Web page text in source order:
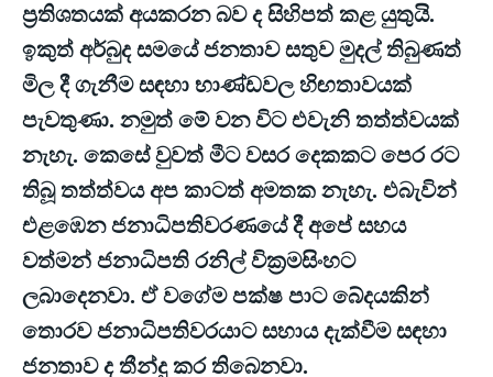
ප්‍රතිශතයක් අයකරන බව ද සිහිපත් කළ යුතුයි.
ඉකුත් අර්බුද සමයේ ජනතාව සතුව මුදල් තිබුණත්
මිල දී ගැනීම සඳහා භාණ්ඩවල හිඟතාවයක්
පැවතුණා. නමුත් මේ වන විට එවැනි තත්ත්වයක්
නැහැ. කෙසේ වුවත් මීට වසර දෙකකට පෙර රට
තිබූ තත්ත්වය අප කාටත් අමතක නැහැ. එබැවින්
එළඹෙන ජනාධිපතිවරණයේ දී අපේ සහය
වත්මන් ජනාධිපති රනිල් වික්‍රමසිංහට
ලබාදෙනවා. ඒ වගේම පක්ෂ පාට බේදයකින්
තොරව ජනාධිපතිවරයාට සහාය දැක්වීම සඳහා
ජනතාව ද තීන්දු කර තිබෙනවා.